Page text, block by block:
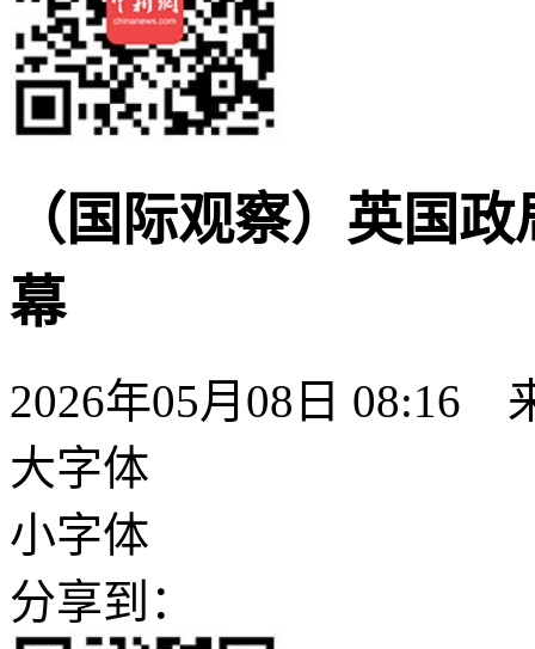
（国际观察）英国
幕
2026年05月08日 08:16
大字体
小字体
分享到：